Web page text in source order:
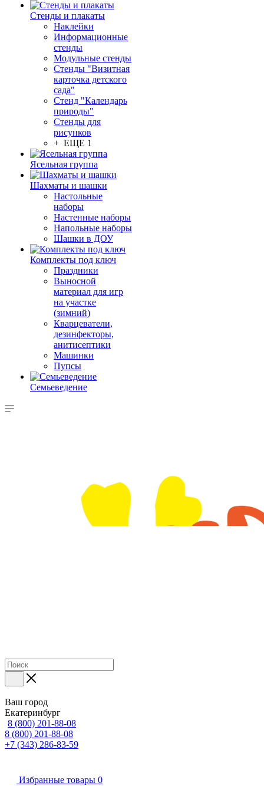
Стенды и плакаты
Наклейки
Информационные
стенды
Модульные стенды
Стенды "Визитная
карточка детского
сада"
Стенд "Календарь
природы"
Стенды для
рисунков
+ ЕЩЕ 1
Ясельная группа
Шахматы и шашки
Настольные
наборы
Настенные наборы
Напольные наборы
Шашки в ДОУ
Комплекты под ключ
Праздники
Выносной
материал для игр
на участке
(зимний)
Кварцеватели,
дезинфекторы,
анитисептики
Машинки
Пупсы
Семьеведение
Ваш город
Екатеринбург
8 (800) 201-88-08
8 (800) 201-88-08
+7 (343) 286-83-59
Избранные товары 0